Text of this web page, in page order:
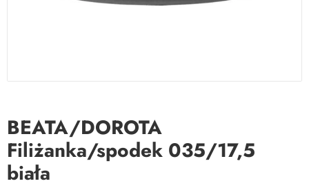
BEATA/DOROTA
Filiżanka/spodek 035/17,5
biała